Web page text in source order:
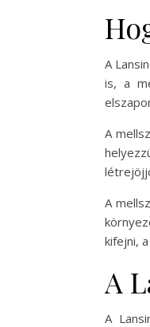
A
is, a
A
A
kifejni,
A
A